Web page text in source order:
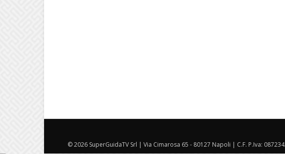
© 2026 SuperGuidaTV Srl | Via Cimarosa 65 - 80127 Napoli | C.F. P.Iva: